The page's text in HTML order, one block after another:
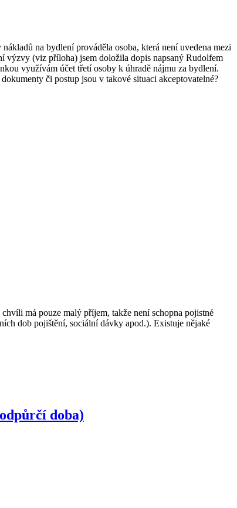
na bydlení prováděla osoba, která není uvedena mezi
výzvy (viz příloha) jsem doložila dopis napsaný Rudolfem
využívám účet třetí osoby k úhradě nájmu za bydlení.
či postup jsou v takové situaci akceptovatelné?
má pouze malý příjem, takže není schopna pojistné
dob pojištění, sociální dávky apod.). Existuje nějaké
doba)